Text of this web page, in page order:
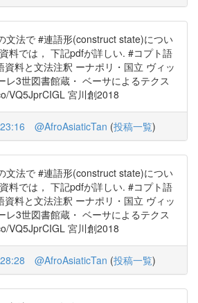
文法で #連語形(construct state)につい
料では， 下記pdfが詳しい. #コプト語
料と文法注釈 ーナポリ・国立 ヴィッ
レ3世図書館蔵・ ベーサによるテクス
VQ5JprCIGL 宮川創2018
@AfroAsiaticTan (投稿一覧)
文法で #連語形(construct state)につい
料では， 下記pdfが詳しい. #コプト語
料と文法注釈 ーナポリ・国立 ヴィッ
レ3世図書館蔵・ ベーサによるテクス
VQ5JprCIGL 宮川創2018
@AfroAsiaticTan (投稿一覧)